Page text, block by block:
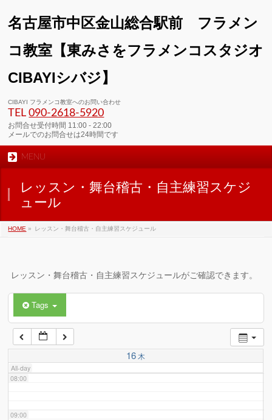
名古屋市中区金山総合駅前 フラメン
コ教室【東みさをフラメンコスタジオ
CIBAYIシバジ】
CIBAYI フラメンコ教室へのお問い合わせ
TEL090-2618‐5920
お問合せ受付時間 11:00 - 22:00
メールでのお問合せは24時間です
MENU
レッスン・舞台稽古・自主練習スケジ
ュール
HOME » レッスン・舞台稽古・自主練習スケジュール
レッスン・舞台稽古・自主練習スケジュールがご確認できます。
Tags
16 木
All-day
01:00
02:00
03:00
04:00
06:00
07:00
08:00
09:00